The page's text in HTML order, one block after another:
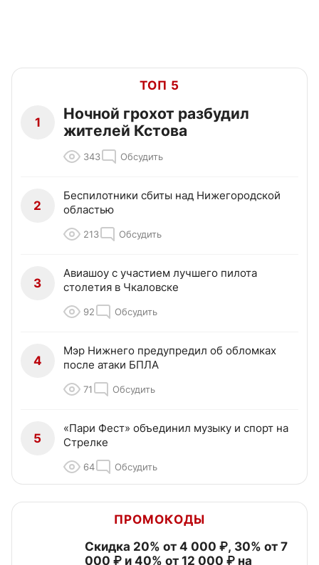
ТОП 5
1
Ночной грохот разбудил
жителей Кстова
343 Обсудить
2
Беспилотники сбиты над Нижегородской
областью
213 Обсудить
3
Авиашоу с участием лучшего пилота
столетия в Чкаловске
92 Обсудить
4
Мэр Нижнего предупредил об обломках
после атаки БПЛА
71 Обсудить
5
«Пари Фест» объединил музыку и спорт на
Стрелке
64 Обсудить
ПРОМОКОДЫ
Скидка 20% от 4 000 ₽, 30% от 7
000 ₽ и 40% от 12 000 ₽ на